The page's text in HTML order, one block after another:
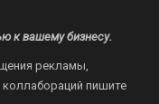
к вашему бизнесу.
рекламы,
коллабораций пишите